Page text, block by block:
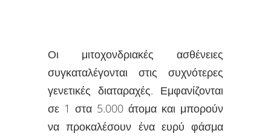
Οι μιτοχονδριακές ασθένειες
συγκαταλέγονται στις συχνότερες
γενετικές διαταραχές. Εμφανίζονται
σε 1 στα 5.000 άτομα και μπορούν
να προκαλέσουν ένα ευρύ φάσμα